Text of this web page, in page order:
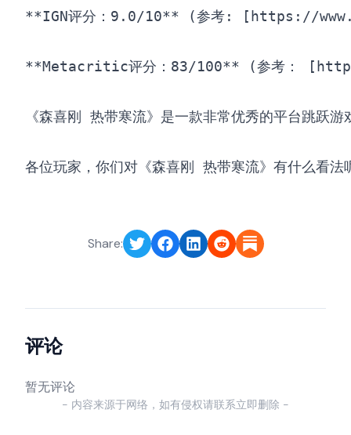
**IGN评分：9.0/10** (参考: [https://
**Metacritic评分：83/100** (参考：
《森喜刚 热带寒流》是一款非常优秀的平台跳
Share:
评论
暂无评论
- 内容来源于网络，如有侵权请联系立即删除 -